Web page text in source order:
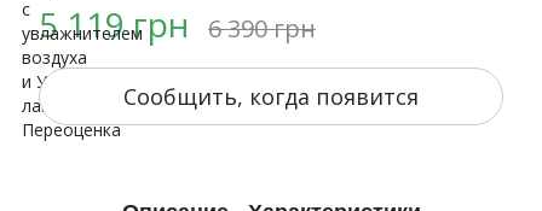
5 119 грн 6 390 грн
Сообщить, когда появится